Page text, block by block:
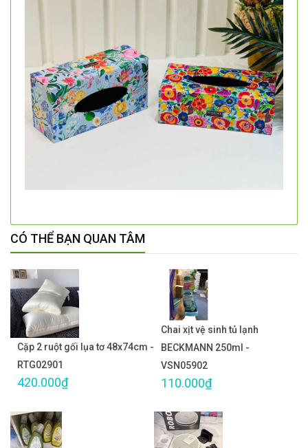
CÓ THỂ BẠN QUAN TÂM
Cặp 2 ruột gối lụa tơ 48x74cm -
RTG02901
420.000₫
Chai xịt vệ sinh tủ lạnh
BECKMANN 250ml -
VSN05902
110.000₫